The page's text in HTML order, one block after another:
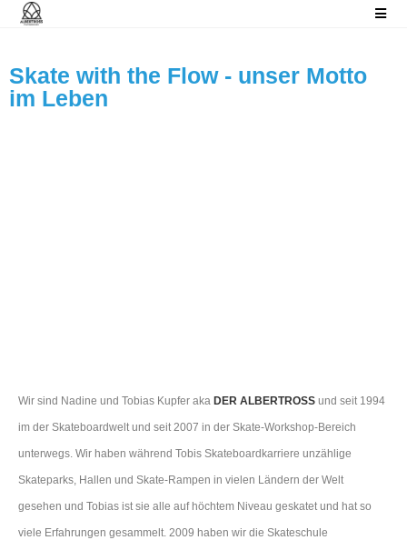
Skate with the Flow - unser Motto
im Leben
Wir sind Nadine und Tobias Kupfer aka DER ALBERTROSS und seit 1994
im der Skateboardwelt und seit 2007 in der Skate-Workshop-Bereich
unterwegs. Wir haben während Tobis Skateboardkarriere unzählige
Skateparks, Hallen und Skate-Rampen in vielen Ländern der Welt
gesehen und Tobias ist sie alle auf höchtem Niveau geskatet und hat so
viele Erfahrungen gesammelt. 2009 haben wir die Skateschule